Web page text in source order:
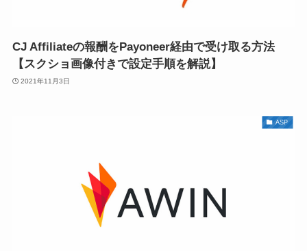
CJ Affiliateの報酬をPayoneer経由で受け取る方法
【スクショ画像付きで設定手順を解説】
2021年11月3日
ASP